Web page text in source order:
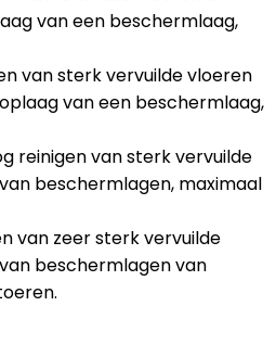
van een beschermlaag,
van sterk vervuilde vloeren
van een beschermlaag,
reinigen van sterk vervuilde
beschermlagen, maximaal
van zeer sterk vervuilde
beschermlagen van